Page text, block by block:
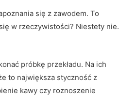
się z zawodem. To
w rzeczywistości? Niestety nie.
próbkę przekładu. Na ich
to największa styczność z
kawy czy roznoszenie